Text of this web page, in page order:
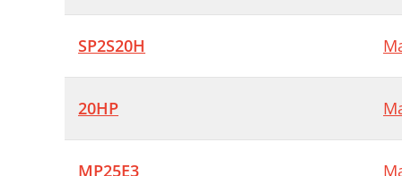
SP2S20H
20HP
MP25E3